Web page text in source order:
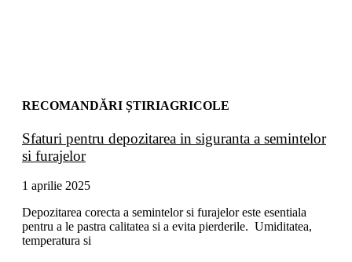
RECOMANDĂRI ȘTIRIAGRICOLE
Sfaturi pentru depozitarea in siguranta a semintelor
si furajelor
1 aprilie 2025
Depozitarea corecta a semintelor si furajelor este esentiala
pentru a le pastra calitatea si a evita pierderile. Umiditatea,
temperatura si